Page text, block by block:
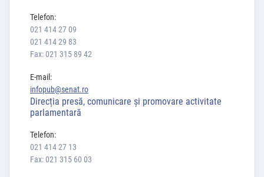
Telefon:
021 414 27 09
021 414 29 83
Fax: 021 315 89 42
E-mail:
infopub@senat.ro
Direcția presă, comunicare și promovare activitate
parlamentară
Telefon:
021 414 27 13
Fax: 021 315 60 03